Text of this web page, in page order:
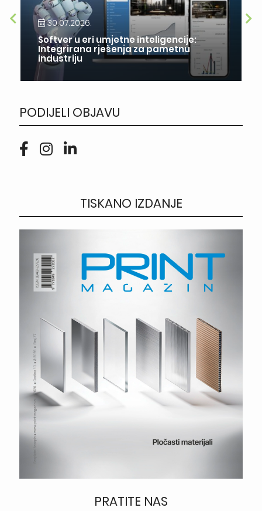
30.07.2026.
Softver u eri umjetne inteligencije:
Integrirana rješenja za pametnu
industriju
PODIJELI OBJAVU
TISKANO IZDANJE
PRATITE NAS